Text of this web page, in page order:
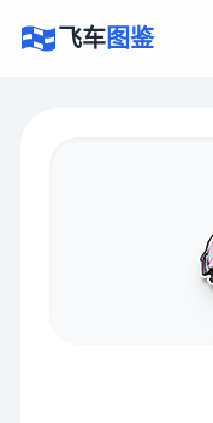
飞车图鉴